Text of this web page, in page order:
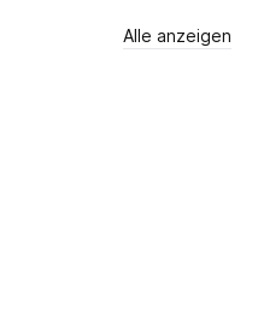
Alle anzeigen